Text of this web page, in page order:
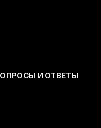
И ОТВЕТЫ